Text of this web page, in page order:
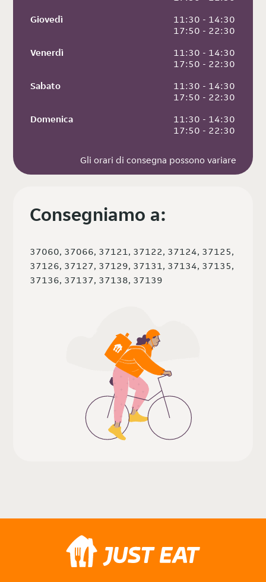
Giovedì
11:30 - 14:30
17:50 - 22:30
Venerdì
11:30 - 14:30
17:50 - 22:30
Sabato
11:30 - 14:30
17:50 - 22:30
Domenica
11:30 - 14:30
17:50 - 22:30
Gli orari di consegna possono variare
Consegniamo a:
37060, 37066, 37121, 37122, 37124, 37125,
37126, 37127, 37129, 37131, 37134, 37135,
37136, 37137, 37138, 37139